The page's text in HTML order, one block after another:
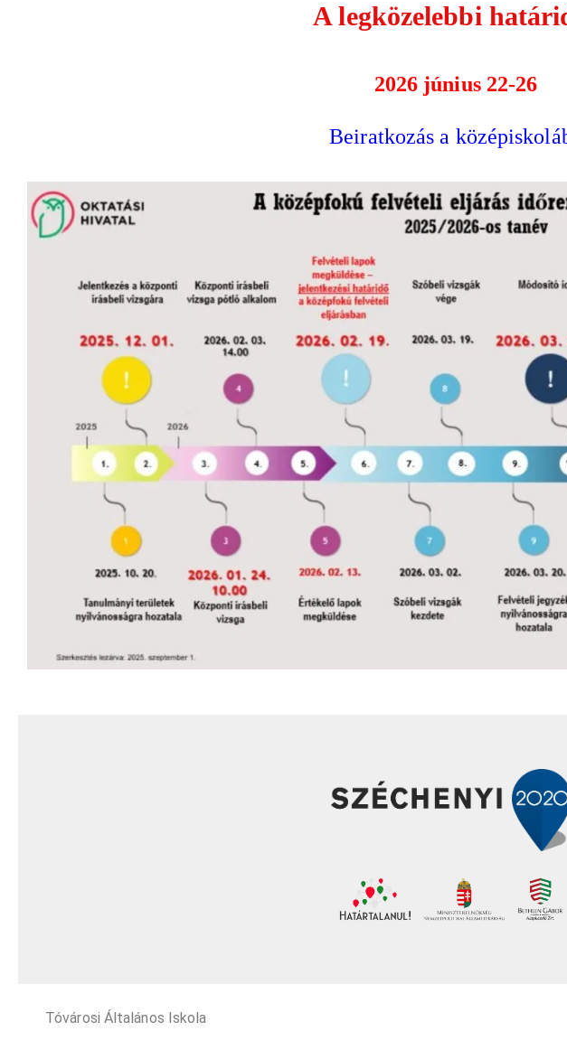
A legközelebbi
2026 június 22-26
Beiratkozás a
Tóvárosi Általános Iskola